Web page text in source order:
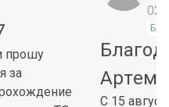
прошу
за
С 15